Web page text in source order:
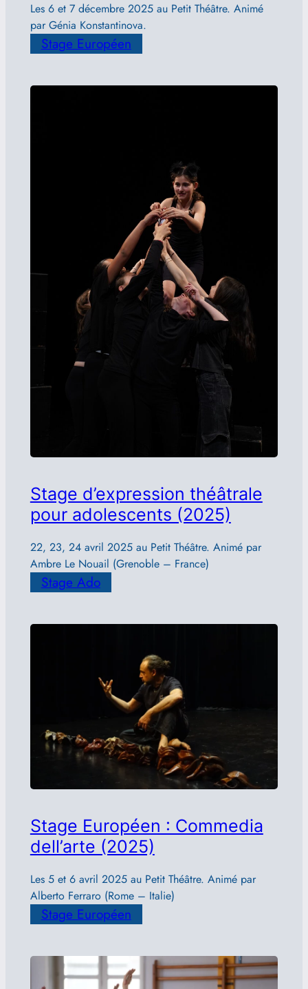
Les 6 et 7 décembre 2025 au Petit Théâtre. Animé
par Génia Konstantinova.
Stage Européen
Stage d’expression théâtrale
pour adolescents (2025)
22, 23, 24 avril 2025 au Petit Théâtre. Animé par
Ambre Le Nouail (Grenoble – France)
Stage Ado
Stage Européen : Commedia
dell’arte (2025)
Les 5 et 6 avril 2025 au Petit Théâtre. Animé par
Alberto Ferraro (Rome – Italie)
Stage Européen